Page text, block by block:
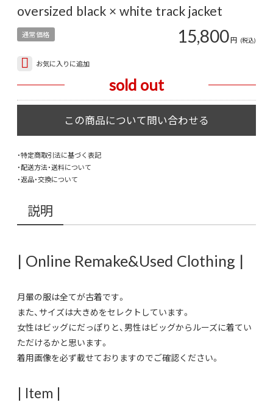
oversized black × white track jacket
通常価格 15,800 円 (税込)
お気に入りに追加
sold out
・特定商取引法に基づく表記
・配送方法・送料について
・返品・交換について
説明
| Online Remake&Used Clothing |
月暈の服は全てが古着です。
また、サイズは大きめをセレクトしています。
女性はビッグにだっぽりと、男性はビッグからルーズに着てい
ただけるかと思います。
着用画像を必ず載せておりますのでご確認ください。
| Item |